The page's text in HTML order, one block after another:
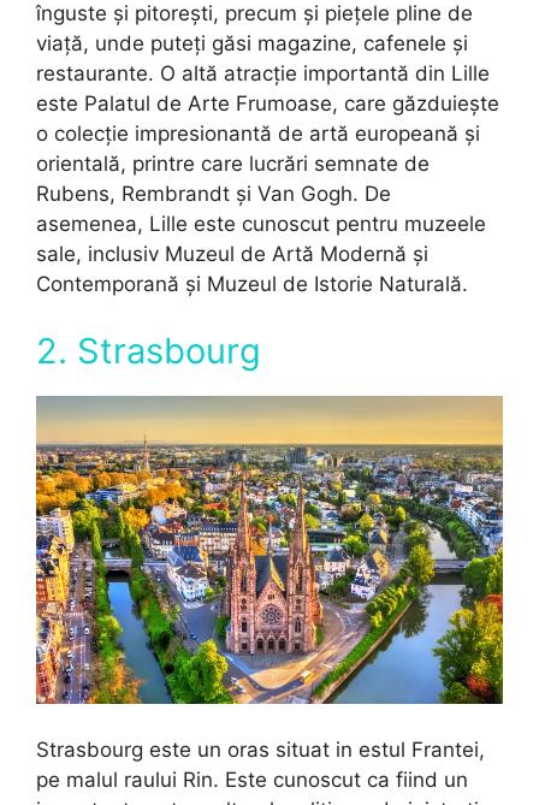
înguste și pitorești, precum și piețele pline de
viață, unde puteți găsi magazine, cafenele și
restaurante. O altă atracție importantă din Lille
este Palatul de Arte Frumoase, care găzduiește
o colecție impresionantă de artă europeană și
orientală, printre care lucrări semnate de
Rubens, Rembrandt și Van Gogh. De
asemenea, Lille este cunoscut pentru muzeele
sale, inclusiv Muzeul de Artă Modernă și
Contemporană și Muzeul de Istorie Naturală.
2. Strasbourg
Strasbourg este un oras situat in estul Frantei,
pe malul raului Rin. Este cunoscut ca fiind un